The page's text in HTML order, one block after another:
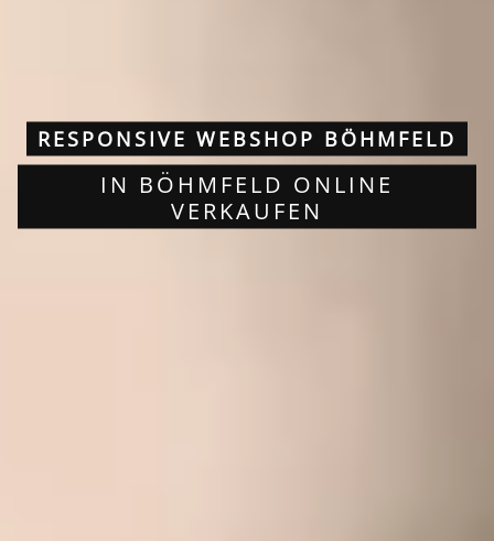
RESPONSIVE WEBSHOP BÖHMFELD
IN BÖHMFELD ONLINE
VERKAUFEN